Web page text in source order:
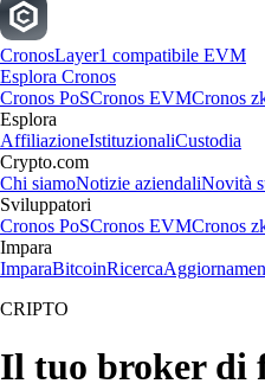
CronosLayer1 compatibile EVM
Esplora Cronos
Cronos PoSCronos EVMCronos
Esplora
AffiliazioneIstituzionaliCustodia
Crypto.com
Chi siamoNotizie aziendaliNovità
Sviluppatori
Cronos PoSCronos EVMCronos
Impara
ImparaBitcoinRicerca
CRIPTO
Il tuo broker di